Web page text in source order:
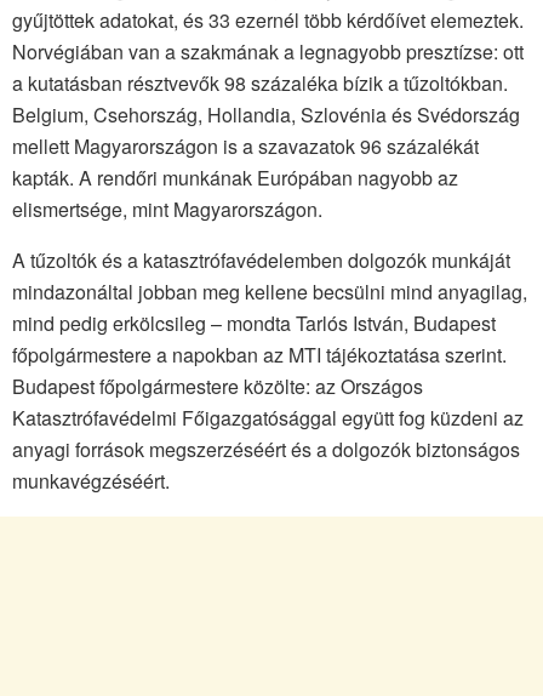
gyűjtöttek adatokat, és 33 ezernél több kérdőívet elemeztek.
Norvégiában van a szakmának a legnagyobb presztízse: ott
a kutatásban résztvevők 98 százaléka bízik a tűzoltókban.
Belgium, Csehország, Hollandia, Szlovénia és Svédország
mellett Magyarországon is a szavazatok 96 százalékát
kapták. A rendőri munkának Európában nagyobb az
elismertsége, mint Magyarországon.
A tűzoltók és a katasztrófavédelemben dolgozók munkáját
mindazonáltal jobban meg kellene becsülni mind anyagilag,
mind pedig erkölcsileg – mondta Tarlós István, Budapest
főpolgármestere a napokban az MTI tájékoztatása szerint.
Budapest főpolgármestere közölte: az Országos
Katasztrófavédelmi Főigazgatósággal együtt fog küzdeni az
anyagi források megszerzéséért és a dolgozók biztonságos
munkavégzéséért.